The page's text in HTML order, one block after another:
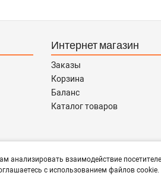
Интернет магазин
Заказы
Корзина
Баланс
Каталог товаров
в подборе,
анализировать взаимодействие
с использованием файлов cookie.